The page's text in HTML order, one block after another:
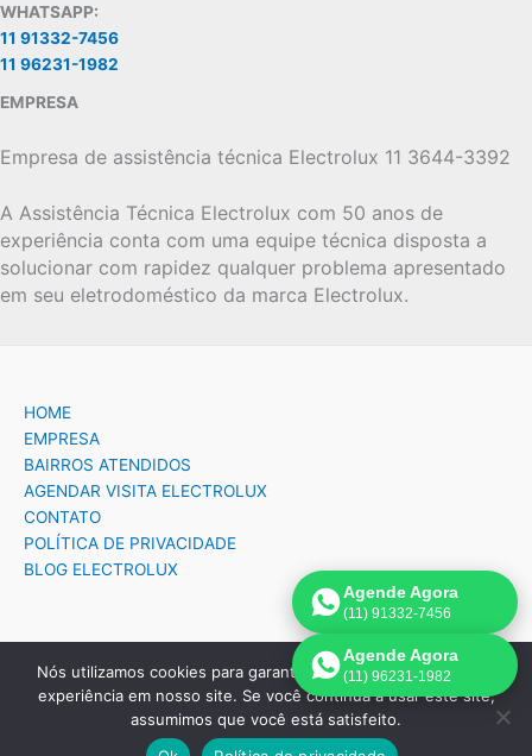
WHATSAPP:
11 91332-7456
11 96231-1982
EMPRESA
Empresa de assistência técnica Electrolux 11 3644-3392
A Assistência Técnica Electrolux com 50 anos de
experiência conta com uma equipe técnica disposta a
solucionar com rapidez qualquer problema apresentado
em seu eletrodoméstico da marca Electrolux.
HOME
EMPRESA
BAIRROS ATENDIDOS
AGENDAR VISITA ELECTROLUX
CONTATO
POLÍTICA DE PRIVACIDADE
BLOG ELECTROLUX
Copyright © 2026 Assistência Técnica Electrolux em São Paulo |
Criado por:
Página de Venda.
Agende Agora
(11) 91332-7456
Agende Agora
(11) 96231-1982
Nós utilizamos cookies para garantir que você tenha a melhor
experiência em nosso site. Se você continua a usar este site,
assumimos que você está satisfeito.